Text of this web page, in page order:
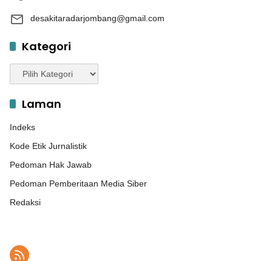
desakitaradarjombang@gmail.com
Kategori
Kategori
Laman
Indeks
Kode Etik Jurnalistik
Pedoman Hak Jawab
Pedoman Pemberitaan Media Siber
Redaksi